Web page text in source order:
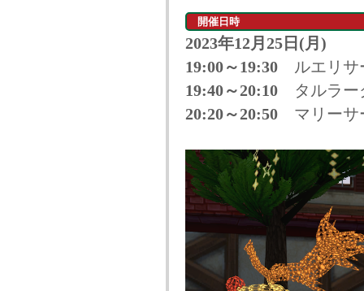
開催日時
2023年12月25日(月)
19:00～19:30ルエリサ
19:40～20:10タルラー
20:20～20:50マリーサ